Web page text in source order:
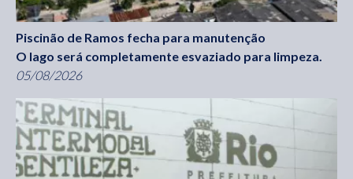
Piscinão de Ramos fecha para manutenção
O lago será completamente esvaziado para limpeza.
05/08/2026